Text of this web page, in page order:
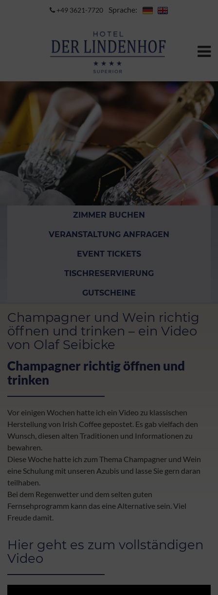
+49 3621-7720 Sprache:
ZIMMER BUCHEN
VERANSTALTUNG ANFRAGEN
EVENT TICKETS
TISCHRESERVIERUNG
GUTSCHEINE
Champagner und Wein richtig
öffnen und trinken – ein Video
von Olaf Seibicke
Champagner richtig öffnen und
trinken
Vor einigen Wochen hatte ich ein Video zu klassischen
Herstellung von Irish Coffee gepostet. Es gab vielfach den
Wunsch, diesen alten Traditionen und Informationen zu
bewahren.
Diese Woche hatte ich zum Thema Champagner und Wein
eine Schulung mit unseren Azubis und lasse Sie gern daran
teilhaben.
Bei dem Regenwetter und dem selten guten
Fernsehprogramm kann das eine Alternative sein. Viel
Freude damit.
Hier geht es zum vollständigen
Video